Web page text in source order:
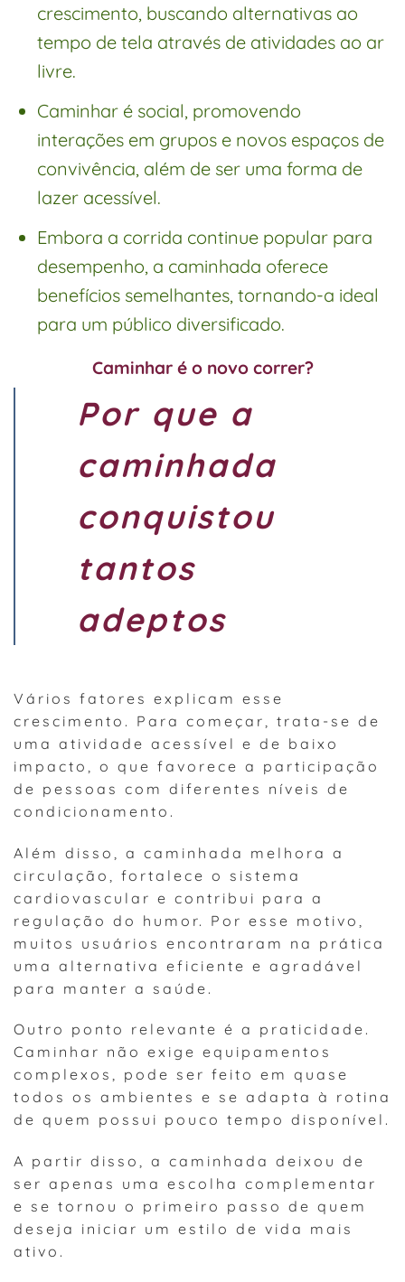
crescimento, buscando alternativas ao
tempo de tela através de atividades ao ar
livre.
Caminhar é social, promovendo
interações em grupos e novos espaços de
convivência, além de ser uma forma de
lazer acessível.
Embora a corrida continue popular para
desempenho, a caminhada oferece
benefícios semelhantes, tornando-a ideal
para um público diversificado.
Caminhar é o novo correr?
Por que a
caminhada
conquistou
tantos
adeptos
Vários fatores explicam esse
crescimento. Para começar, trata-se de
uma atividade acessível e de baixo
impacto, o que favorece a participação
de pessoas com diferentes níveis de
condicionamento.
Além disso, a caminhada melhora a
circulação, fortalece o sistema
cardiovascular e contribui para a
regulação do humor. Por esse motivo,
muitos usuários encontraram na prática
uma alternativa eficiente e agradável
para manter a saúde.
Outro ponto relevante é a praticidade.
Caminhar não exige equipamentos
complexos, pode ser feito em quase
todos os ambientes e se adapta à rotina
de quem possui pouco tempo disponível.
A partir disso, a caminhada deixou de
ser apenas uma escolha complementar
e se tornou o primeiro passo de quem
deseja iniciar um estilo de vida mais
ativo.